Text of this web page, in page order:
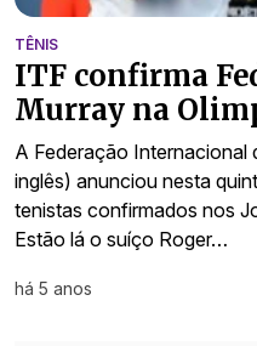
TÊNIS
ITF confirma
Murray na
A Federação Internacional
inglês) anunciou nesta
tenistas confirmados nos
Estão lá o suíço Roger…
há 5 anos